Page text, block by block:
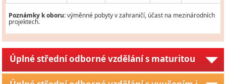
Poznámky k oboru:výměnné pobyty v zahraničí, účast na mezinárodních
projektech.
Úplné střední odborné vzdělání s maturitou